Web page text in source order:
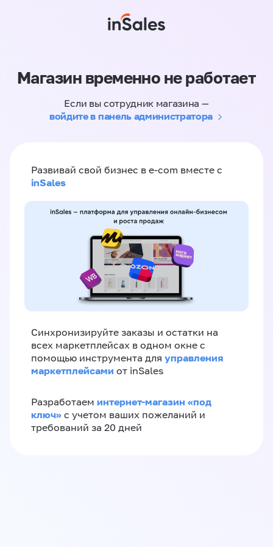
Магазин временно не работает
Если вы сотрудник магазина —
войдите в панель администратора
Развивай свой бизнес в e-com вместе с
inSales
Синхронизируйте заказы и остатки на
всех маркетплейсах в одном окне с
помощью инструмента для управления
маркетплейсами от inSales
Разработаем интернет-магазин «‎под
ключ»‎ с учетом ваших пожеланий и
требований за 20 дней